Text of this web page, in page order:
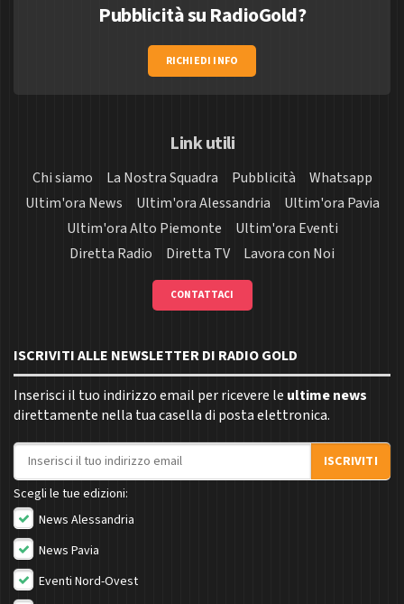
Pubblicità su RadioGold?
RICHIEDI INFO
Link utili
Chi siamo La Nostra Squadra Pubblicità
Whatsapp
Ultim'ora News
Ultim'ora Alessandria
Ultim'ora Pavia
Ultim'ora Alto Piemonte
Ultim'ora Eventi
Diretta Radio
Diretta TV Lavora con Noi
CONTATTACI
ISCRIVITI ALLE NEWSLETTER DI RADIO GOLD
Inserisci il tuo indirizzo email per ricevere le ultime news
direttamente nella tua casella di posta elettronica.
Indirizzo email
ISCRIVITI
Scegli le tue edizioni:
News Alessandria
News Pavia
Eventi Nord-Ovest